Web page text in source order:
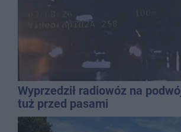
Wyprzedził radiowóz na
tuż przed pasami